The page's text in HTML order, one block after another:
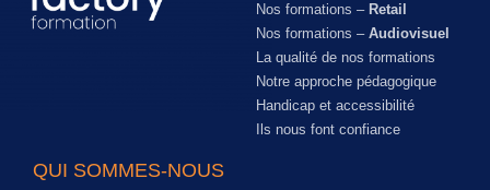
Nos formations – Retail
Nos formations – Audiovisuel
La qualité de nos formations
Notre approche pédagogique
Handicap et accessibilité
Ils nous font confiance
QUI SOMMES-NOUS